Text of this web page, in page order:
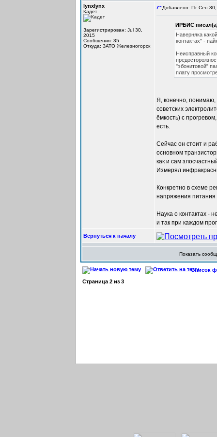
lynxlynx
Кадет
Зарегистрирован: Jul 30,
2015
Сообщения: 35
Откуда: ЗАТО Железногорск
Добавлено: Пт Сен
ИРБИС
Наверняка
контактах" -
Неисправный
"эбонитовой"
плату
Я, конечно, понимаю,
советских
ёмкость) с
есть.
Сейчас он стоит и
основном
как и сам
Измерял
Конкретно в схеме
напряжения питания
Наука о контактах -
и так при каждом
Вернуться к началу
Показать
Список
Страница 2 из 3